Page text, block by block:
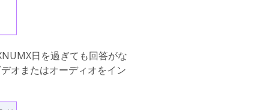
日を過ぎても回答がな
オまたはオーディオをイン